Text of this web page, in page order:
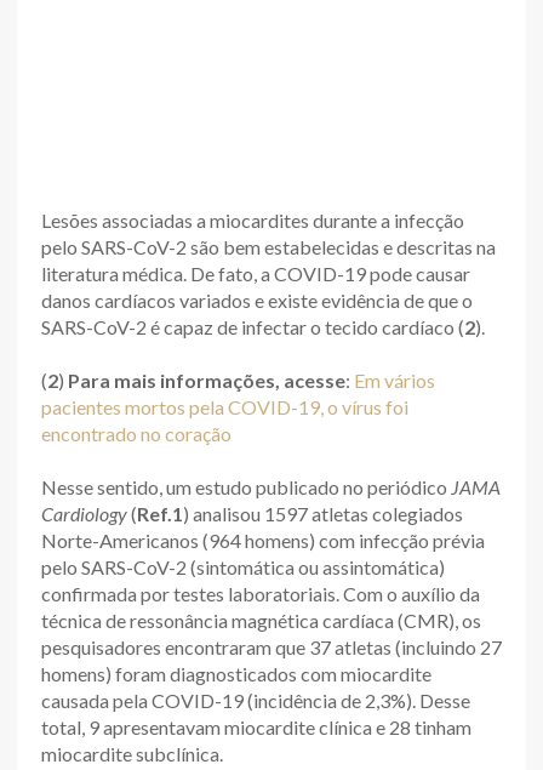
Lesões associadas a miocardites durante a infecção
pelo SARS-CoV-2 são bem estabelecidas e descritas na
literatura médica. De fato, a COVID-19 pode causar
danos cardíacos variados e existe evidência de que o
SARS-CoV-2 é capaz de infectar o tecido cardíaco (2).
(2) Para mais informações, acesse: Em vários
pacientes mortos pela COVID-19, o vírus foi
encontrado no coração
Nesse sentido, um estudo publicado no periódico JAMA
Cardiology(Ref.1 ) analisou 1597 atletas colegiados
Norte-Americanos (964 homens) com infecção prévia
pelo SARS-CoV-2 (sintomática ou assintomática)
confirmada por testes laboratoriais. Com o auxílio da
técnica de ressonância magnética cardíaca (CMR), os
pesquisadores encontraram que 37 atletas (incluindo 27
homens) foram diagnosticados com miocardite
causada pela COVID-19 (incidência de 2,3%). Desse
total, 9 apresentavam miocardite clínica e 28 tinham
miocardite subclínica.